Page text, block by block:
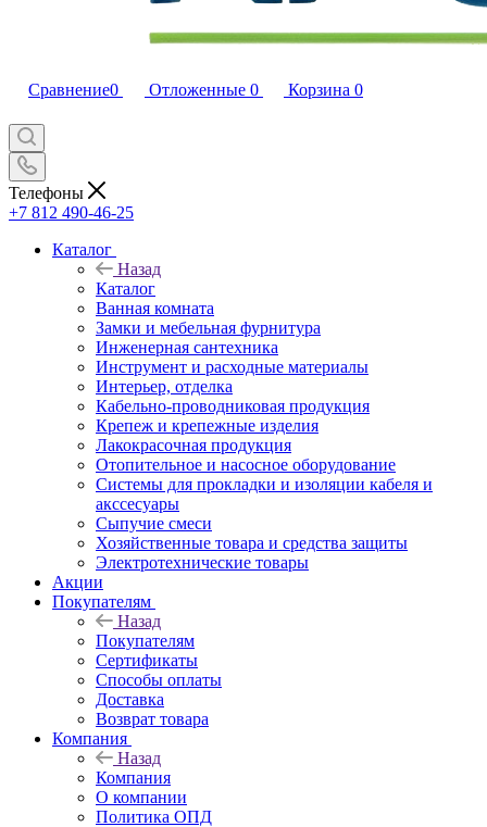
Сравнение0 Отложенные 0 Корзина 0
Телефоны
+7 812 490-46-25
Каталог
Назад
Каталог
Ванная комната
Замки и мебельная фурнитура
Инженерная сантехника
Инструмент и расходные материалы
Интерьер, отделка
Кабельно-проводниковая продукция
Крепеж и крепежные изделия
Лакокрасочная продукция
Отопительное и насосное оборудование
Системы для прокладки и изоляции кабеля и
акссесуары
Сыпучие смеси
Хозяйственные товара и средства защиты
Электротехнические товары
Акции
Покупателям
Назад
Покупателям
Сертификаты
Способы оплаты
Доставка
Возврат товара
Компания
Назад
Компания
О компании
Политика ОПД